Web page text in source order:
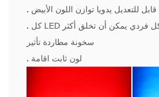
. قابل للتعديل يدويا توازن اللون الأبيض
. كل LED التي تسيطر عليها بشكل فردي يمكن أن تخلق أكثر
سخونة مطاردة تأثير
. لون ثابت اقامة